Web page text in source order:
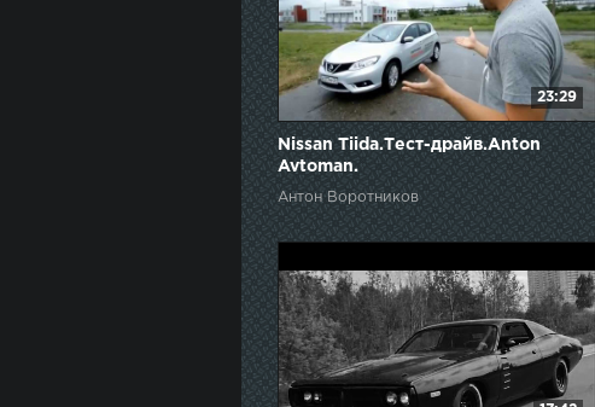
23:29
Nissan Tiida.Тест-драйв.Anton
Avtoman.
Антон Воротников